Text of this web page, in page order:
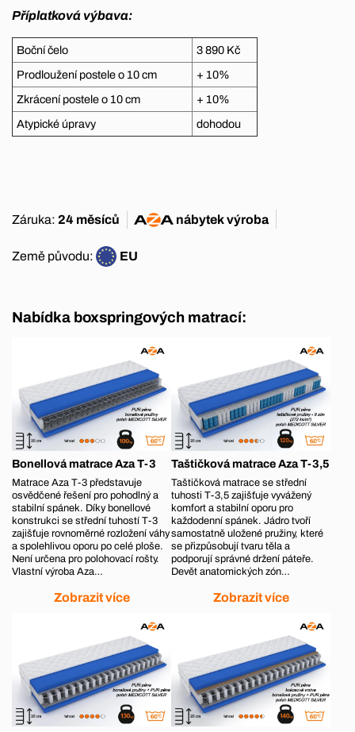
Příplatková výbava:
Boční čelo
3 890 Kč
Prodloužení postele o 10 cm
+ 10%
Zkrácení postele o 10 cm
+ 10%
Atypické úpravy
dohodou
Záruka: 24 měsíců nábytekvýroba
Země původu: EU
Nabídka boxspringových matrací:
Bonellová matrace Aza T-3
Matrace Aza T-3 představuje
osvědčené řešení pro pohodlný a
stabilní spánek. Díky bonellové
konstrukci se střední tuhostí T-3
zajišťuje rovnoměrné rozložení váhy
a spolehlivou oporu po celé ploše.
Není určena pro polohovací rošty.
Vlastní výroba Aza…
Zobrazit více
Taštičková matrace Aza T-3,5
Taštičková matrace se střední
tuhosti T-3,5 zajišťuje vyvážený
komfort a stabilní oporu pro
každodenní spánek. Jádro tvoří
samostatně uložené pružiny, které
se přizpůsobují tvaru těla a
podporují správné držení páteře.
Devět anatomických zón…
Zobrazit více